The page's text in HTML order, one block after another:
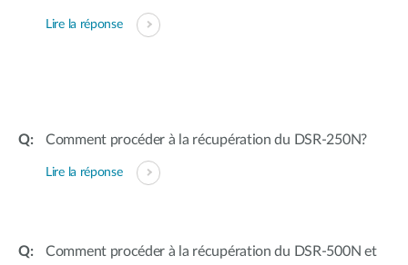
Lire la réponse
Comment procéder à la récupération du DSR-250N?
Lire la réponse
Comment procéder à la récupération du DSR-500N et